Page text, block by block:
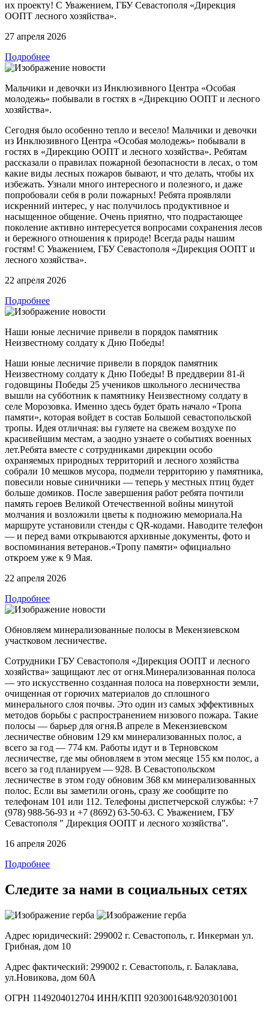
их проекту! С Уважением, ГБУ Севастополя «Дирекция
ООПТ лесного хозяйства».
27 апреля 2026
Подробнее
Мальчики и девочки из Инклюзивного Центра «Особая
молодежь» побывали в гостях в «Дирекцию ООПТ и лесного
хозяйства».
Сегодня было особенно тепло и весело! Мальчики и девочки
из Инклюзивного Центра «Особая молодежь» побывали в
гостях в «Дирекцию ООПТ и лесного хозяйства». Ребятам
рассказали о правилах пожарной безопасности в лесах, о том
какие виды лесных пожаров бывают, и что делать, чтобы их
избежать. Узнали много интересного и полезного, и даже
попробовали себя в роли пожарных! Ребята проявляли
искренний интерес, у нас получилось продуктивное и
насыщенное общение. Очень приятно, что подрастающее
поколение активно интересуется вопросами сохранения лесов
и бережного отношения к природе! Всегда рады нашим
гостям! С Уважением, ГБУ Севастополя «Дирекция ООПТ и
лесного хозяйства».
22 апреля 2026
Подробнее
Наши юные лесничие привели в порядок памятник
Неизвестному солдату к Дню Победы!
Наши юные лесничие привели в порядок памятник
Неизвестному солдату к Дню Победы! В преддверии 81-й
годовщины Победы 25 учеников школьного лесничества
вышли на субботник к памятнику Неизвестному солдату в
селе Морозовка. Именно здесь будет брать начало «Тропа
памяти», которая войдет в состав Большой севастопольской
тропы. Идея отличная: вы гуляете на свежем воздухе по
красивейшим местам, а заодно узнаете о событиях военных
лет.Ребята вместе с сотрудниками дирекции особо
охраняемых природных территорий и лесного хозяйства
собрали 10 мешков мусора, подмели территорию у памятника,
повесили новые синичники — теперь у местных птиц будет
больше домиков. После завершения работ ребята почтили
память героев Великой Отечественной войны минутой
молчания и возложили цветы к подножию мемориала.На
маршруте установили стенды с QR-кодами. Наводите телефон
— и перед вами открываются архивные документы, фото и
воспоминания ветеранов.«Тропу памяти» официально
откроем уже к 9 Мая.
22 апреля 2026
Подробнее
Обновляем минерализованные полосы в Мекензиевском
участковом лесничестве.
Сотрудники ГБУ Севастополя «Дирекция ООПТ и лесного
хозяйства» защищают лес от огня.Минерализованная полоса
— это искусственно созданная полоса на поверхности земли,
очищенная от горючих материалов до сплошного
минерального слоя почвы. Это один из самых эффективных
методов борьбы с распространением низового пожара. Такие
полосы — барьер для огня.В апреле в Мекензиевском
лесничестве обновим 129 км минерализованных полос, а
всего за год — 774 км. Работы идут и в Терновском
лесничестве, где мы обновляем в этом месяце 155 км полос, а
всего за год планируем — 928. В Севастопольском
лесничестве в этом году обновим 368 км минерализованных
полос. Если вы заметили огонь, сразу же сообщите по
телефонам 101 или 112. Телефоны диспетчерской службы: +7
(978) 988-56-93 и +7 (8692) 63-50-63. С Уважением, ГБУ
Севастополя " Дирекция ООПТ и лесного хозяйства".
16 апреля 2026
Подробнее
Следите за нами в социальных сетях
Адрес юридический: 299002 г. Севастополь, г. Инкерман ул.
Грибная, дом 10
Адрес фактический: 299002 г. Севастополь, г. Балаклава,
ул.Новикова, дом 60А
ОГРН 1149204012704 ИНН/КПП 9203001648/920301001